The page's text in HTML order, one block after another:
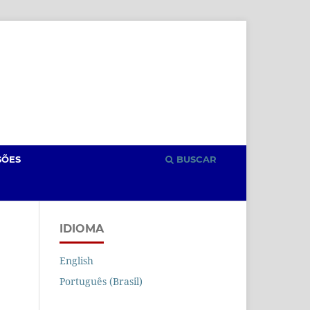
BUSCAR
IDIOMA
English
Português (Brasil)